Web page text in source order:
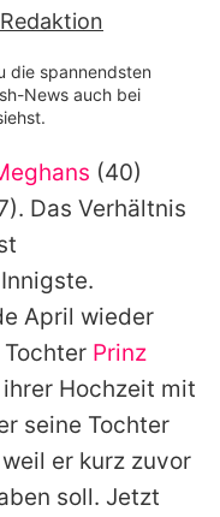
die spannendsten
News auch bei
(40)
Das Verhältnis
April wieder
Prinz
Hochzeit mit
seine Tochter
er kurz zuvor
soll. Jetzt